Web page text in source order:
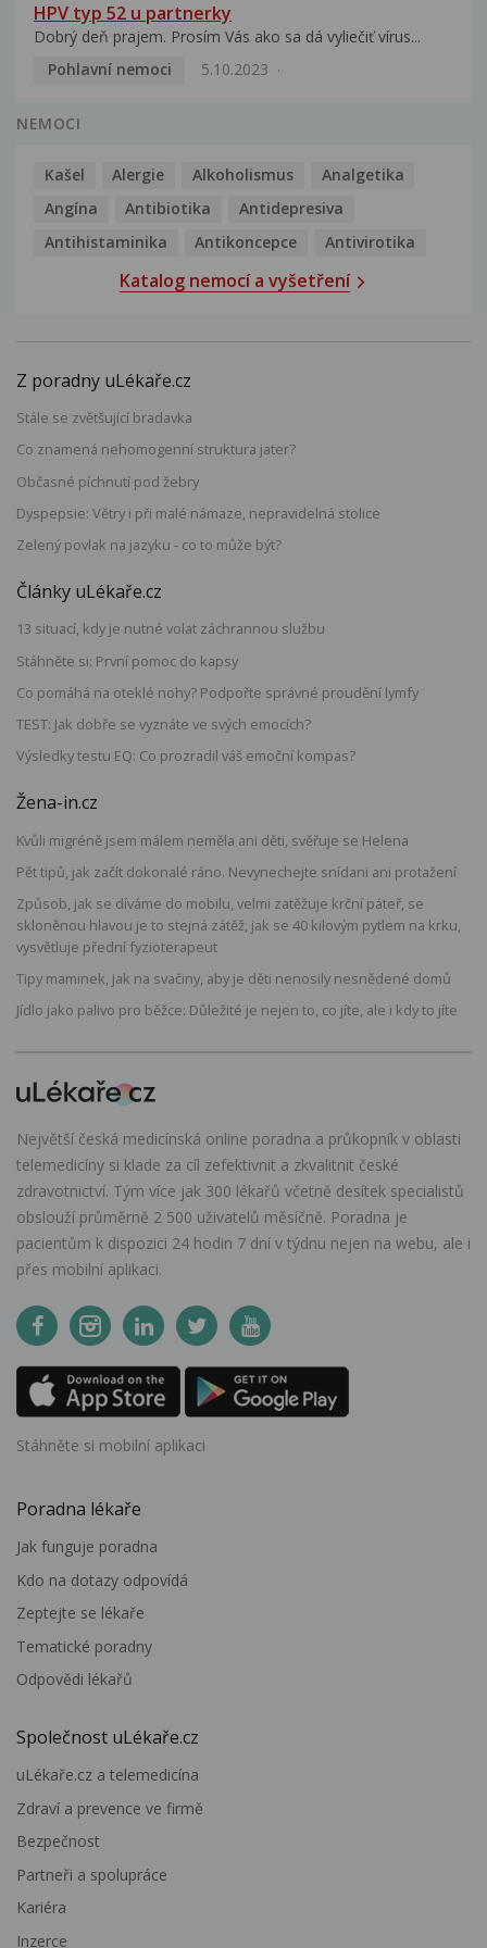
HPV typ 52 u partnerky
Dobrý deň prajem. Prosím Vás ako sa dá vyliečiť vírus...
Pohlavní nemoci
5.10.2023
NEMOCI
Kašel Alergie Alkoholismus
Analgetika
Angína
Antibiotika
Antidepresiva
Antihistaminika
Antikoncepce Antivirotika
Katalog nemocí a vyšetření
Z poradny uLékaře.cz
Stále se zvětšující bradavka
Co znamená nehomogenní struktura jater?
Občasné píchnutí pod žebry
Dyspepsie: Větry i při malé námaze, nepravidelná stolice
Zelený povlak na jazyku - co to může být?
Články uLékaře.cz
13 situací, kdy je nutné volat záchrannou službu
Stáhněte si: První pomoc do kapsy
Co pomáhá na oteklé nohy? Podpořte správné proudění lymfy
TEST: Jak dobře se vyznáte ve svých emocích?
Výsledky testu EQ: Co prozradil váš emoční kompas?
Žena-in.cz
Kvůli migréně jsem málem neměla ani děti, svěřuje se Helena
Pět tipů, jak začít dokonalé ráno. Nevynechejte snídani ani protažení
Způsob, jak se díváme do mobilu, velmi zatěžuje krční páteř, se
skloněnou hlavou je to stejná zátěž, jak se 40 kilovým pytlem na krku,
vysvětluje přední fyzioterapeut
Tipy maminek, jak na svačiny, aby je děti nenosily nesnědené domů
Jídlo jako palivo pro běžce: Důležité je nejen to, co jíte, ale i kdy to jíte
Největší česká medicínská online poradna a průkopník v oblasti
telemedicíny si klade za cíl zefektivnit a zkvalitnit české
zdravotnictví. Tým více jak 300 lékařů včetně desítek specialistů
obslouží průměrně 2 500 uživatelů měsíčně. Poradna je
pacientům k dispozici 24 hodin 7 dní v týdnu nejen na webu, ale i
přes mobilní aplikaci.
Stáhněte si mobilní aplikaci
Poradna lékaře
Jak funguje poradna
Kdo na dotazy odpovídá
Zeptejte se lékaře
Tematické poradny
Odpovědi lékařů
Společnost uLékaře.cz
uLékaře.cz a telemedicína
Zdraví a prevence ve firmě
Bezpečnost
Partneři a spolupráce
Kariéra
Inzerce